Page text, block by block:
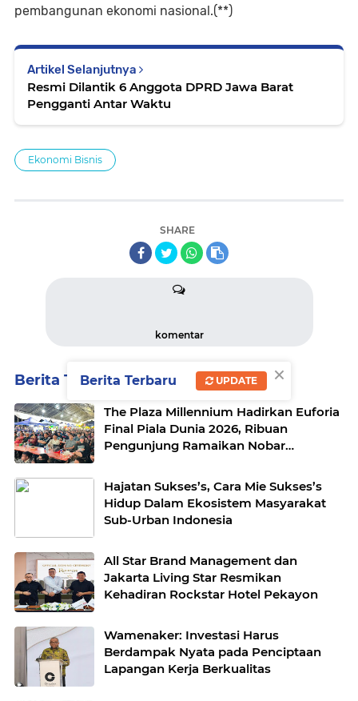
pembangunan ekonomi nasional.(**)
Artikel Selanjutnya
Resmi Dilantik 6 Anggota DPRD Jawa Barat
Pengganti Antar Waktu
Ekonomi Bisnis
SHARE
komentar
Berita Terkait
The Plaza Millennium Hadirkan Euforia
Final Piala Dunia 2026, Ribuan
Pengunjung Ramaikan Nobar
Hajatan Sukses’s, Cara Mie Sukses’s
Hidup Dalam Ekosistem Masyarakat
Sub-Urban Indonesia
All Star Brand Management dan
Jakarta Living Star Resmikan
Kehadiran Rockstar Hotel Pekayon
Wamenaker: Investasi Harus
Berdampak Nyata pada Penciptaan
Lapangan Kerja Berkualitas
×
Berita Terbaru UPDATE